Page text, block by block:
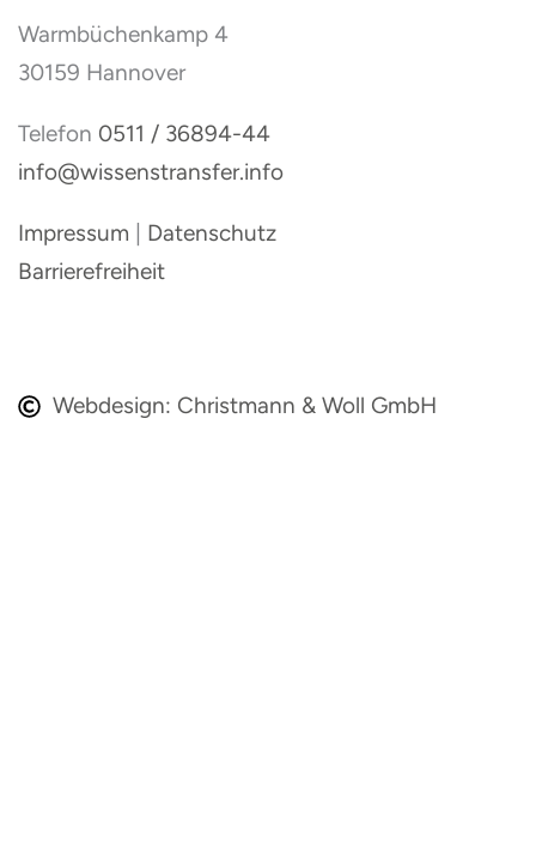
Warmbüchenkamp 4
30159 Hannover
Telefon 0511 / 36894-44
info@wissenstransfer.info
Impressum
Datenschutz
Barrierefreiheit
Webdesign: Christmann & Woll GmbH